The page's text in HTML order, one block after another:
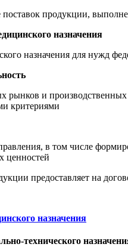
продукции,
назначения
назначения для нужд
рынков и
критериями
в том числе
ценностей
предоставляет на
назначения
технического